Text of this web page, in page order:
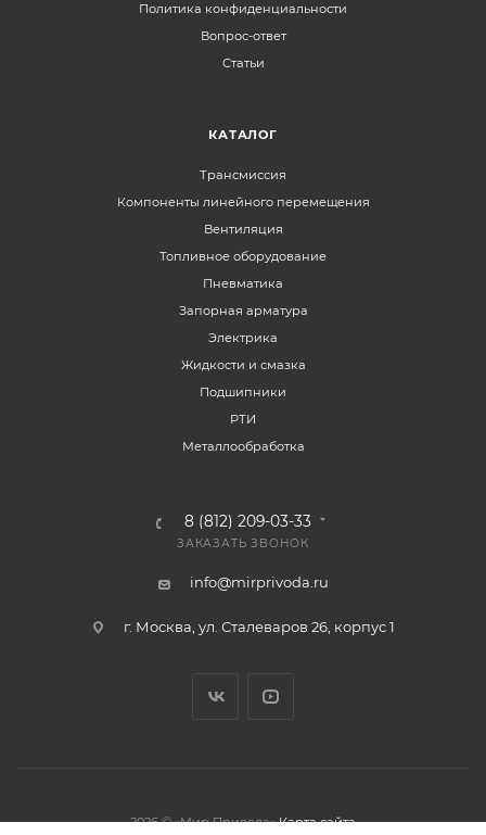
Политика конфиденциальности
Вопрос-ответ
Статьи
КАТАЛОГ
Трансмиссия
Компоненты линейного перемещения
Вентиляция
Топливное оборудование
Пневматика
Запорная арматура
Электрика
Жидкости и смазка
Подшипники
РТИ
Металлообработка
8 (812) 209-03-33
ЗАКАЗАТЬ ЗВОНОК
info@mirprivoda.ru
г. Москва, ул. Сталеваров 26, корпус 1
2026 © «Мир Привода» Карта сайта